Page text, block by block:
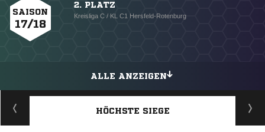
SAISON
17/18
2. PLATZ
Kreisliga C / KL C1 Hersfeld-Rotenburg
ALLE ANZEIGEN
HÖCHSTE SIEGE